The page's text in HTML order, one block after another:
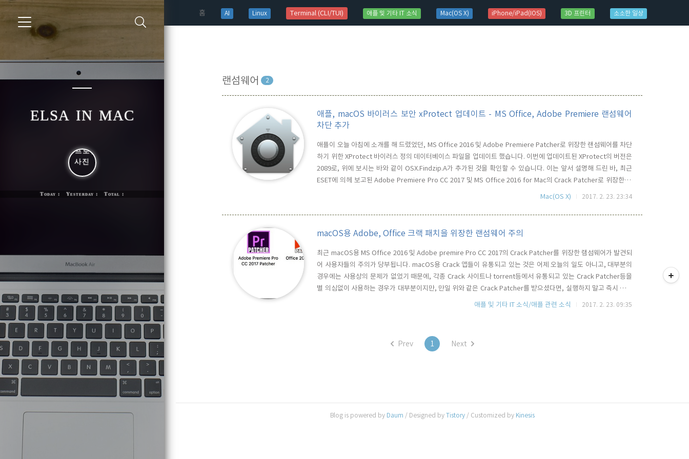
홈(current)
AI Linux Terminal (CLI/TUI) 애플 및 기타 IT 소식 Mac(OS X) iPhone/iPad(IOS) 3D 프린터 소소한 일상
elsa in mac
Today : Yesterday : Total :
랜섬웨어 2
애플, macOS 바이러스 보안 xProtect 업데이트 - MS Office, Adobe Premiere 랜섬웨어
차단 추가
애플이 오늘 아침에 소개를 해 드렸었던, MS Office 2016 및 Adobe Premiere Patcher로 위장한 랜섬웨어를 차단
하기 위한 XProtect 바이러스 정의 데이터베이스 파일을 업데이트 했습니다. 이번에 업데이트된 XProtect의 버전은
2089로, 위에 보시는 바와 같이 OSX.Findzip.A가 추가된 것을 확인할 수 있습니다. 이는 앞서 설명해 드린 바, 최근
ESET에 의헤 보고된 Adobe Premiere Pro CC 2017 및 MS Office 2016 for Mac의 Crack Patcher로 위장한 랜
섬웨어를 차단하기 위한 것입니다. 이번 XProtect의 업데이트 대상은 OS X 10.9 Mavericks 이상 macOS 10.12
Mac(OS X) 2017. 2. 23. 23:34
macOS용 Adobe, Office 크랙 패치을 위장한 랜섬웨어 주의
최근 macOS용 MS Office 2016 및 Adobe premire Pro CC 2017의 Crack Patcher를 위장한 램섬웨어가 발견되
어 사용자들의 주의가 당부됩니다. macOS용 Crack 앱들이 유통되고 있는 것은 어제 오늘의 일도 아니고, 대부분의
경우에는 사용상의 문제가 없었기 때문에, 각종 Crack 사이트나 torrent등에서 유통되고 있는 Crack Patcher등을
별 의심없이 사용하는 경우가 대부분이지만, 만일 위와 같은 Crack Patcher를 받으셨다면, 실행하지 말고 즉시 삭제
하셔야 합니다. 해당 랜섬웨어가 설치되면, 무작위로 파일을 선택 암호화를 수행한 후, 7일 이내에 0.25 비트 코인(현
애플 및 기타 IT 소식/애플 관련 소식 2017. 2. 23. 09:35
Prev 1 Next
Blog is powered by Daum / Designed by Tistory/ Customized by Kinesis
티스토리툴바